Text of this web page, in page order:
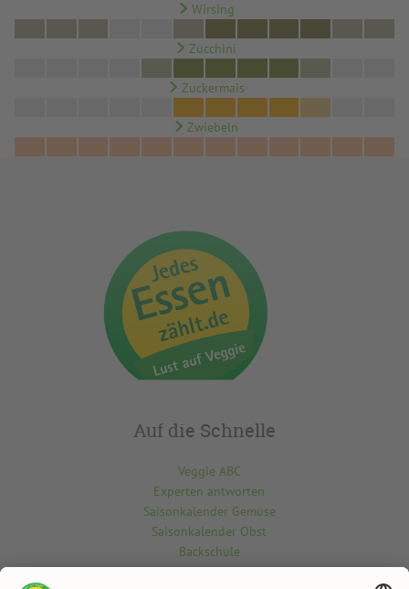
Wirsing
Zucchini
Zuckermais
Zwiebeln
Auf die Schnelle
Veggie ABC
Experten antworten
Saisonkalender Gemüse
Saisonkalender Obst
Backschule